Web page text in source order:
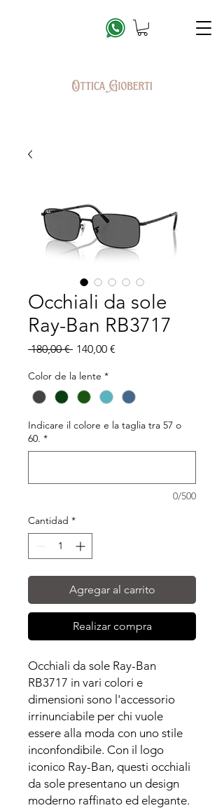
Occhiali da sole
Ray-Ban RB3717
180,00 € Precio
140,00 €
Color de la lente *
Indicare il colore e la taglia tra 57 o
60. *
0/500
Cantidad *
Agregar al carrito
Realizar compra
Occhiali da sole Ray-Ban
RB3717 in vari colori e
dimensioni sono l'accessorio
irrinunciabile per chi vuole
essere alla moda con uno stile
inconfondibile. Con il logo
iconico Ray-Ban, questi occhiali
da sole presentano un design
moderno raffinato ed elegante.